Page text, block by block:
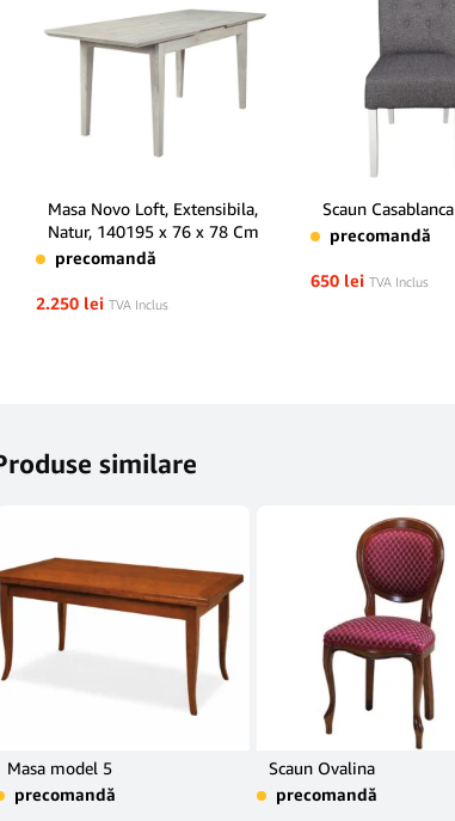
Masa Novo Loft, Extensibila,
Natur, 140195 x 76 x 78 Cm
precomandă
2.250 lei TVA Inclus
Scaun Casablanca
precomandă
650 lei TVA Inclus
similare
Masa model 5
precomandă
Scaun Ovalina
precomandă